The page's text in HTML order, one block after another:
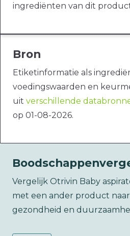
ingrediënten van dit
Bron
Etiketinformatie als
voedingswaarden en
uit verschillende
op 01-08-2026.
Vergelijk Otrivin Baby
met een ander product
gezondheid en